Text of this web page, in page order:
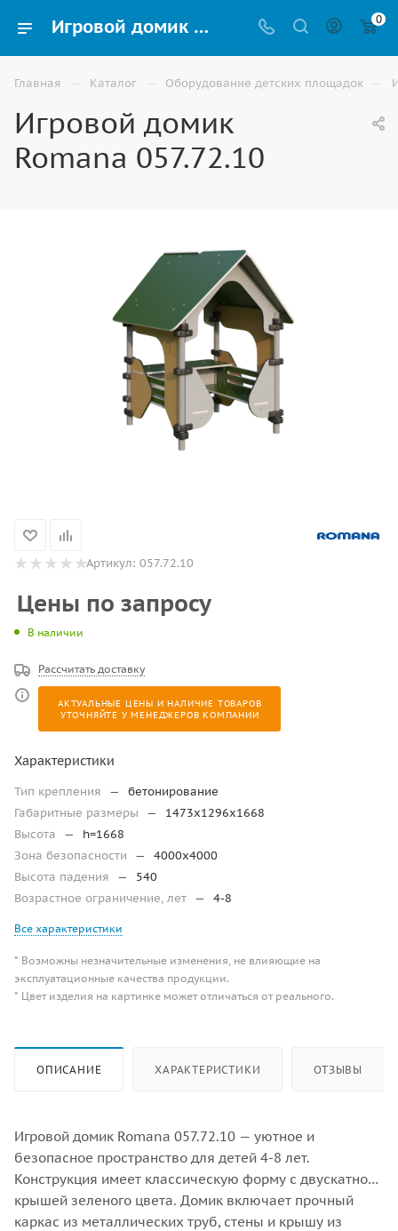
Игровой домик Romana 057.72.10 на улицу для детской площадки купить в Владикавказе 0
Главная — Каталог — Оборудование детских площадок —
Игровой домик
Romana 057.72.10
Артикул: 057.72.10
Цены по запросу
В наличии
Рассчитать доставку
АКТУАЛЬНЫЕ ЦЕНЫ И НАЛИЧИЕ ТОВАРОВ
УТОЧНЯЙТЕ У МЕНЕДЖЕРОВ КОМПАНИИ
Характеристики
Тип крепления —
бетонирование
Габаритные размеры
—
1473x1296x1668
Высота
—
h=1668
Зона безопасности
—
4000х4000
Высота падения
—
540
Возрастное ограничение, лет — 4-8
Все характеристики
* Возможны незначительные изменения, не влияющие на
эксплуатационные качества продукции.
* Цвет изделия на картинке может отличаться от реального.
ОПИСАНИЕ ХАРАКТЕРИСТИКИ ОТЗЫВЫ
Игровой домик Romana 057.72.10 — уютное и
безопасное пространство для детей 4-8 лет.
Конструкция имеет классическую форму с двускатной
крышей зеленого цвета. Домик включает прочный
каркас из металлических труб, стены и крышу из